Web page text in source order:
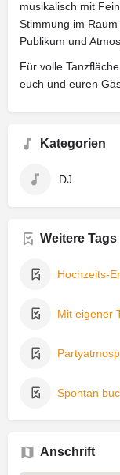
musikalisch mit
Stimmung im
Publikum und
Für volle
euch und euren
Kategorien
DJ
Weitere Tags
Hochzeits-
Mit eigener
Spontan
Anschrift